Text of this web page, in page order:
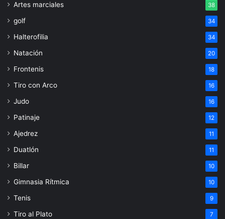
Artes marciales 38
golf 34
Halterofilia 34
Natación 20
Frontenis 18
Tiro con Arco 16
Judo 16
Patinaje 12
Ajedrez 11
Duatlón 11
Billar 10
Gimnasia Rítmica 10
Tenis 9
Tiro al Plato 7